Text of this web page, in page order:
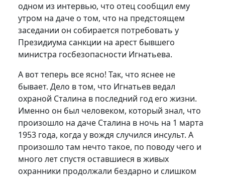
одном из интервью, что отец сообщил ему
утром на даче о том, что на предстоящем
заседании он собирается потребовать у
Президиума санкции на арест бывшего
министра госбезопасности Игнатьева.
А вот теперь все ясно! Так, что яснее не
бывает. Дело в том, что Игнатьев ведал
охраной Сталина в последний год его жизни.
Именно он был человеком, который знал, что
произошло на даче Сталина в ночь на 1 марта
1953 года, когда у вождя случился инсульт. А
произошло там нечто такое, по поводу чего и
много лет спустя оставшиеся в живых
охранники продолжали бездарно и слишком